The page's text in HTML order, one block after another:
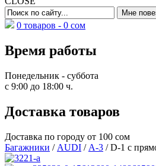
0 товаров - 0 сом
Время работы
Понедельник - суббота
с 9:00 до 18:00 ч.
Доставка товаров
Доставка по городу от 100 сом
Багажники / AUDI / A-3 / D-1 с